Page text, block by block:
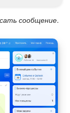
сообщение.